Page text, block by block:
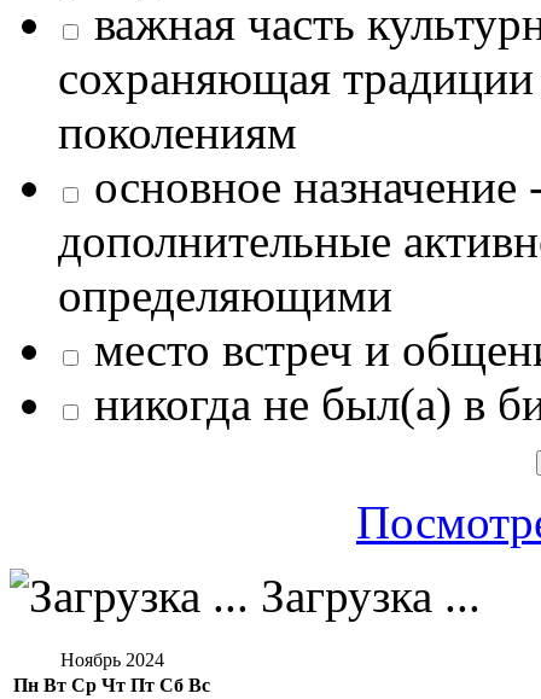
важная часть
сохраняющая
поколениям
основное назначение
дополнительные
определяющими
место встреч и
никогда не был(а) в
Загрузка ...
Ноябрь 2024
Пн Вт Ср Чт Пт Сб Вс